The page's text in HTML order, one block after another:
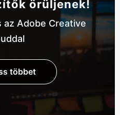
örüljenek!
az Adobe Creative
többet